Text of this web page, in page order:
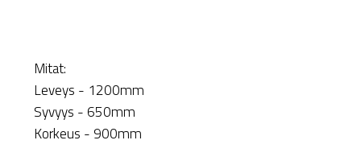
Mitat:
Leveys - 1200mm
Syvyys - 650mm
Korkeus - 900mm